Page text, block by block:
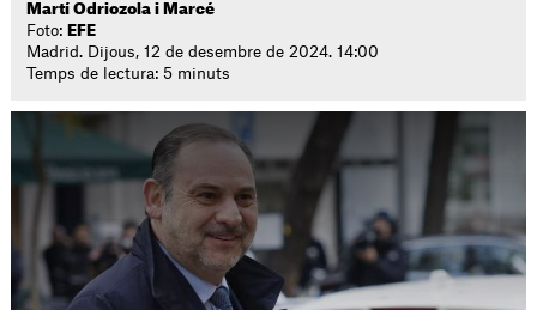
Martí Odriozola i Marcé
Foto: EFE
Madrid. Dijous, 12 de desembre de 2024. 14:00
Temps de lectura: 5 minuts